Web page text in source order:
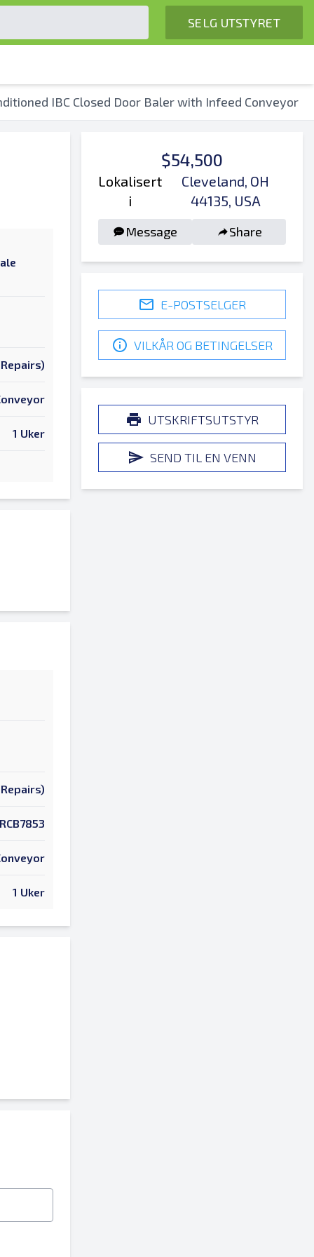
SELG UTSTYRET
IBC Closed Door Baler with Infeed Conveyor
1 Uker
RCB7853
1 Uker
$54,500
Lokalisert
i
Cleveland, OH
44135, USA
Message Share
E-POSTSELGER
VILKÅR OG BETINGELSER
UTSKRIFTSUTSTYR
SEND TIL EN VENN